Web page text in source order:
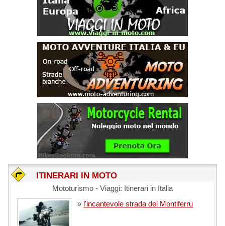
ITINERARI IN MOTO
Mototurismo - Viaggi: Itinerari in Italia
» l'incantevole strada del Montiferru